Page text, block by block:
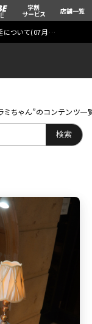
学割
サービス 店舗一覧
について(07月29日
ミちゃん”のコンテンツ一